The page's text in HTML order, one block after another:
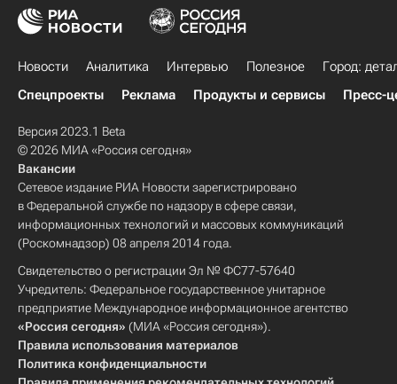
Новости Аналитика Интервью Полезное
Город:
Спецпроекты
Реклама Продукты и сервисы Пресс-
Версия 2023.1 Beta
© 2026 МИА «Россия сегодня»
Вакансии
Сетевое издание РИА Новости зарегистрировано
в Федеральной службе по надзору в сфере связи,
информационных технологий и массовых коммуникаций
(Роскомнадзор) 08 апреля 2014 года.
Свидетельство о регистрации Эл № ФС77-57640
Учредитель: Федеральное государственное унитарное
предприятие Международное информационное агентство
«Россия сегодня» (МИА «Россия сегодня»).
Правила использования материалов
Политика конфиденциальности